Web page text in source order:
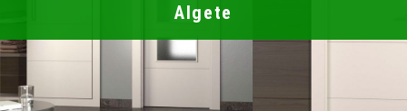
Algete